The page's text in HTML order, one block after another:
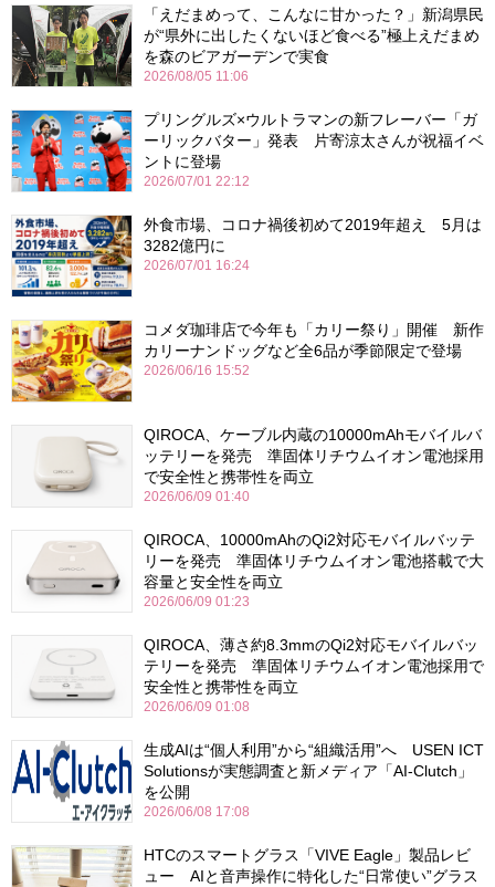
「えだまめって、こんなに甘かった？」新潟県民
が“県外に出したくないほど食べる”極上えだまめ
を森のビアガーデンで実食
2026/08/05 11:06
プリングルズ×ウルトラマンの新フレーバー「ガ
ーリックバター」発表 片寄涼太さんが祝福イベ
ントに登場
2026/07/01 22:12
外食市場、コロナ禍後初めて2019年超え 5月は
3282億円に
2026/07/01 16:24
コメダ珈琲店で今年も「カリー祭り」開催 新作
カリーナンドッグなど全6品が季節限定で登場
2026/06/16 15:52
QIROCA、ケーブル内蔵の10000mAhモバイルバ
ッテリーを発売 準固体リチウムイオン電池採用
で安全性と携帯性を両立
2026/06/09 01:40
QIROCA、10000mAhのQi2対応モバイルバッテ
リーを発売 準固体リチウムイオン電池搭載で大
容量と安全性を両立
2026/06/09 01:23
QIROCA、薄さ約8.3mmのQi2対応モバイルバッ
テリーを発売 準固体リチウムイオン電池採用で
安全性と携帯性を両立
2026/06/09 01:08
生成AIは“個人利用”から“組織活用”へ USEN ICT
Solutionsが実態調査と新メディア「AI-Clutch」
を公開
2026/06/08 17:08
HTCのスマートグラス「VIVE Eagle」製品レビ
ュー AIと音声操作に特化した“日常使い”グラス